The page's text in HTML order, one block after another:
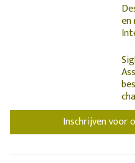
en
Inschrijven voor